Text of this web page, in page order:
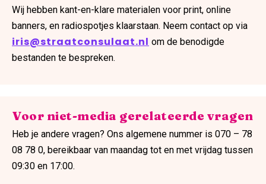
Wij hebben kant-en-klare materialen voor print, online
banners, en radiospotjes klaarstaan. Neem contact op via
iris@straatconsulaat.nl om de benodigde
bestanden te bespreken.
Voor niet-media gerelateerde vragen
Heb je andere vragen? Ons algemene nummer is 070 – 78
08 78 0, bereikbaar van maandag tot en met vrijdag tussen
09:30 en 17:00.